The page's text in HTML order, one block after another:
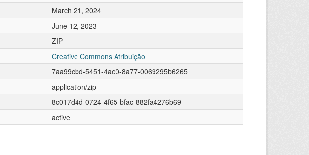
March 21, 2024
June 12, 2023
ZIP
Creative Commons Atribuição
7aa99cbd-5451-4ae0-8a77-0069295b6265
application/zip
8c017d4d-0724-4f65-bfac-882fa4276b69
active